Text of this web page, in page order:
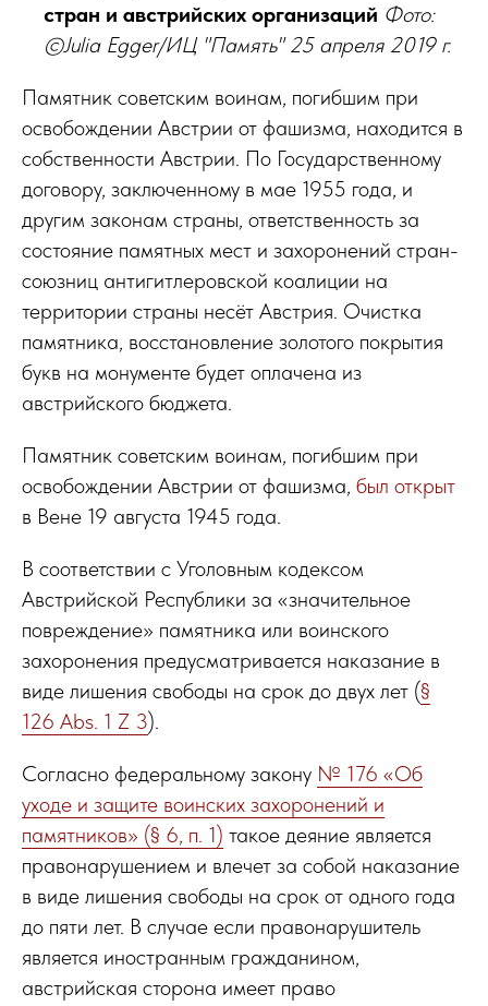
стран и австрийских организаций Фото:
©Julia Egger/ИЦ "Память" 25 апреля 2019 г.
Памятник советским воинам, погибшим при
освобождении Австрии от фашизма, находится в
собственности Австрии. По Государственному
договору, заключенному в мае 1955 года, и
другим законам страны, ответственность за
состояние памятных мест и захоронений стран-
союзниц антигитлеровской коалиции на
территории страны несёт Австрия. Очистка
памятника, восстановление золотого покрытия
букв на монументе будет оплачена из
австрийского бюджета.
Памятник советским воинам, погибшим при
освобождении Австрии от фашизма, был открыт
в Вене 19 августа 1945 года.
В соответствии с Уголовным кодексом
Австрийской Республики за «значительное
повреждение» памятника или воинского
захоронения предусматривается наказание в
виде лишения свободы на срок до двух лет (§
126 Abs. 1 Z 3).
Согласно федеральному закону № 176 «Об
уходе и защите воинских захоронений и
памятников» (§ 6, п. 1) такое деяние является
правонарушением и влечет за собой наказание
в виде лишения свободы на срок от одного года
до пяти лет. В случае если правонарушитель
является иностранным гражданином,
австрийская сторона имеет право